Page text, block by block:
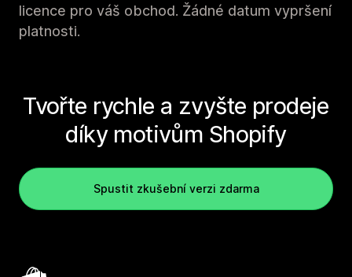
licence pro váš obchod. Žádné datum vypršení
platnosti.
Tvořte rychle a zvyšte prodeje
díky motivům Shopify
Spustit zkušební verzi zdarma